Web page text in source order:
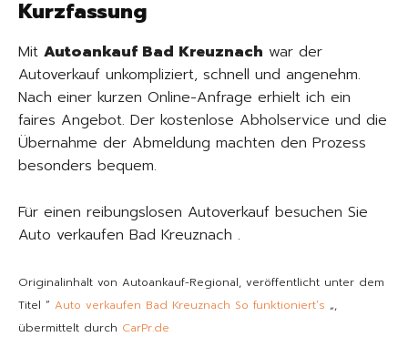
Kurzfassung
Mit Autoankauf Bad Kreuznach war der
Autoverkauf unkompliziert, schnell und angenehm.
Nach einer kurzen Online-Anfrage erhielt ich ein
faires Angebot. Der kostenlose Abholservice und die
Übernahme der Abmeldung machten den Prozess
besonders bequem.
Für einen reibungslosen Autoverkauf besuchen Sie
Auto verkaufen Bad Kreuznach .
Originalinhalt von Autoankauf-Regional, veröffentlicht unter dem
Titel “ Auto verkaufen Bad Kreuznach So funktioniert’s „,
übermittelt durch CarPr.de